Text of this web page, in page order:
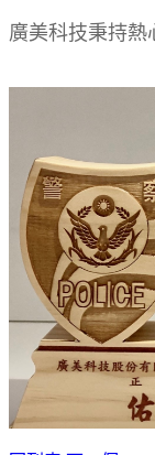
廣美科技秉持熱